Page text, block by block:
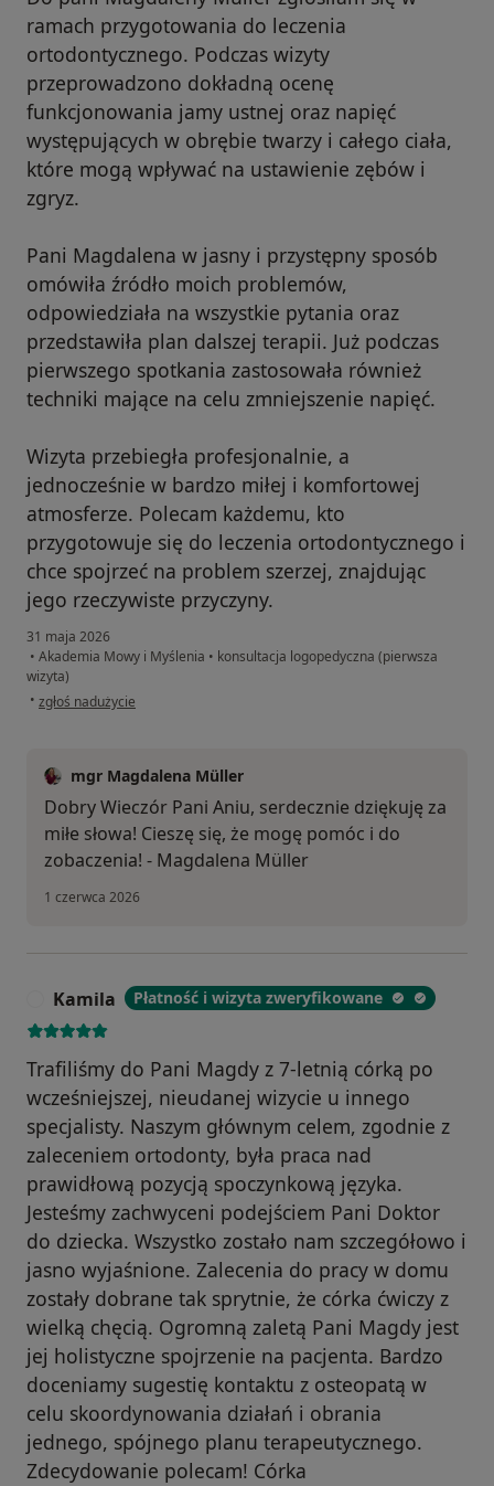
ramach przygotowania do leczenia
ortodontycznego. Podczas wizyty
przeprowadzono dokładną ocenę
funkcjonowania jamy ustnej oraz napięć
występujących w obrębie twarzy i całego ciała,
które mogą wpływać na ustawienie zębów i
zgryz.
Pani Magdalena w jasny i przystępny sposób
omówiła źródło moich problemów,
odpowiedziała na wszystkie pytania oraz
przedstawiła plan dalszej terapii. Już podczas
pierwszego spotkania zastosowała również
techniki mające na celu zmniejszenie napięć.
Wizyta przebiegła profesjonalnie, a
jednocześnie w bardzo miłej i komfortowej
atmosferze. Polecam każdemu, kto
przygotowuje się do leczenia ortodontycznego i
chce spojrzeć na problem szerzej, znajdując
jego rzeczywiste przyczyny.
31 maja 2026
• Akademia Mowy i Myślenia • konsultacja logopedyczna (pierwsza
wizyta)
• w opinii użytkownika ANNA GNAT
zgłoś nadużycie
mgr Magdalena Müller
Dobry Wieczór Pani Aniu, serdecznie dziękuję za
miłe słowa! Cieszę się, że mogę pomóc i do
zobaczenia! - Magdalena Müller
1 czerwca 2026
Kamila Płatność i wizyta zweryfikowane
Trafiliśmy do Pani Magdy z 7-letnią córką po
wcześniejszej, nieudanej wizycie u innego
specjalisty. Naszym głównym celem, zgodnie z
zaleceniem ortodonty, była praca nad
prawidłową pozycją spoczynkową języka.
Jesteśmy zachwyceni podejściem Pani Doktor
do dziecka. Wszystko zostało nam szczegółowo i
jasno wyjaśnione. Zalecenia do pracy w domu
zostały dobrane tak sprytnie, że córka ćwiczy z
wielką chęcią. Ogromną zaletą Pani Magdy jest
jej holistyczne spojrzenie na pacjenta. Bardzo
doceniamy sugestię kontaktu z osteopatą w
celu skoordynowania działań i obrania
jednego, spójnego planu terapeutycznego.
Zdecydowanie polecam! Córka